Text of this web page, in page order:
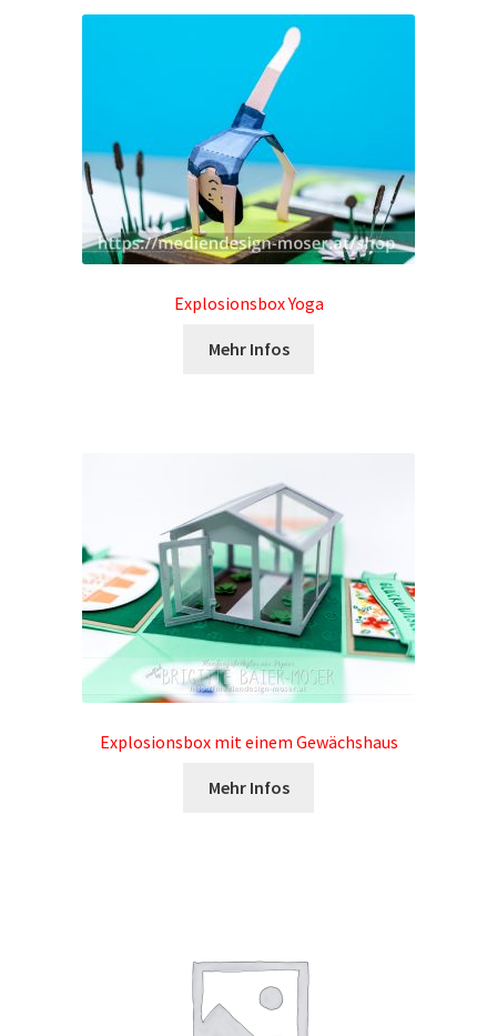
Explosionsbox Yoga
Mehr Infos
Explosionsbox mit einem Gewächshaus
Mehr Infos